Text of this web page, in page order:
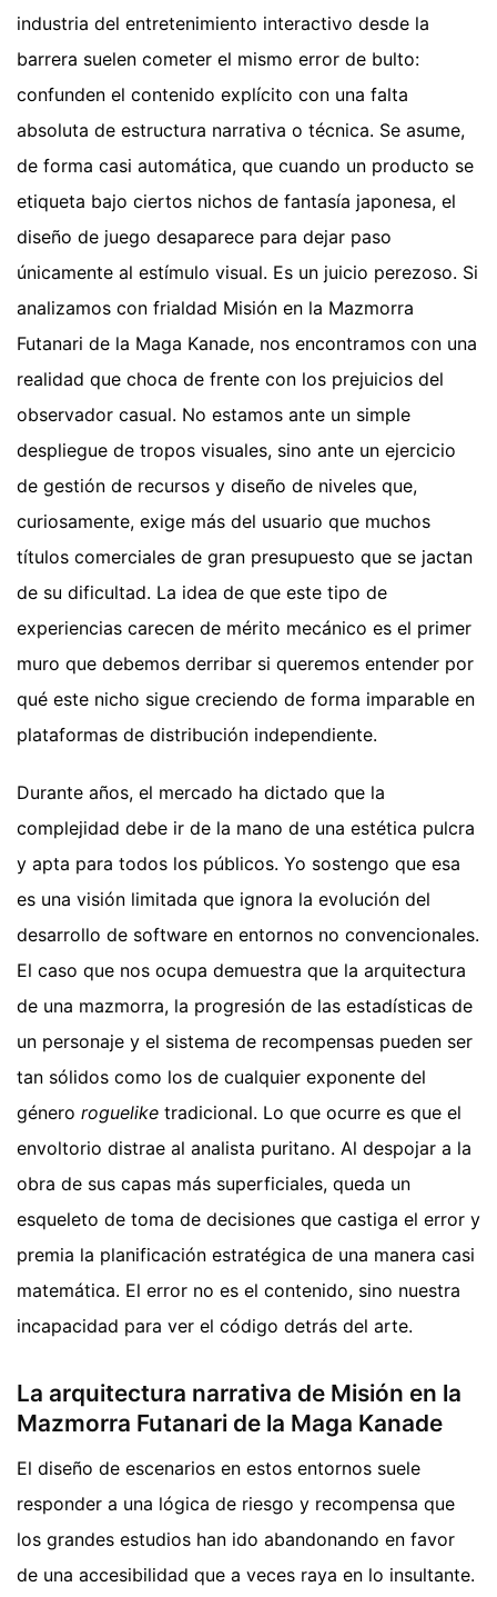
industria del entretenimiento interactivo desde la
barrera suelen cometer el mismo error de bulto:
confunden el contenido explícito con una falta
absoluta de estructura narrativa o técnica. Se asume,
de forma casi automática, que cuando un producto se
etiqueta bajo ciertos nichos de fantasía japonesa, el
diseño de juego desaparece para dejar paso
únicamente al estímulo visual. Es un juicio perezoso. Si
analizamos con frialdad Misión en la Mazmorra
Futanari de la Maga Kanade, nos encontramos con una
realidad que choca de frente con los prejuicios del
observador casual. No estamos ante un simple
despliegue de tropos visuales, sino ante un ejercicio
de gestión de recursos y diseño de niveles que,
curiosamente, exige más del usuario que muchos
títulos comerciales de gran presupuesto que se jactan
de su dificultad. La idea de que este tipo de
experiencias carecen de mérito mecánico es el primer
muro que debemos derribar si queremos entender por
qué este nicho sigue creciendo de forma imparable en
plataformas de distribución independiente.
Durante años, el mercado ha dictado que la
complejidad debe ir de la mano de una estética pulcra
y apta para todos los públicos. Yo sostengo que esa
es una visión limitada que ignora la evolución del
desarrollo de software en entornos no convencionales.
El caso que nos ocupa demuestra que la arquitectura
de una mazmorra, la progresión de las estadísticas de
un personaje y el sistema de recompensas pueden ser
tan sólidos como los de cualquier exponente del
género roguelike tradicional. Lo que ocurre es que el
envoltorio distrae al analista puritano. Al despojar a la
obra de sus capas más superficiales, queda un
esqueleto de toma de decisiones que castiga el error y
premia la planificación estratégica de una manera casi
matemática. El error no es el contenido, sino nuestra
incapacidad para ver el código detrás del arte.
La arquitectura narrativa de Misión en la
Mazmorra Futanari de la Maga Kanade
El diseño de escenarios en estos entornos suele
responder a una lógica de riesgo y recompensa que
los grandes estudios han ido abandonando en favor
de una accesibilidad que a veces raya en lo insultante.